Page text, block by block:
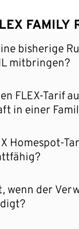
FAMILY
bisherige
mitbringen?
FLEX-Tarif
in einer
Homespot-
wenn der